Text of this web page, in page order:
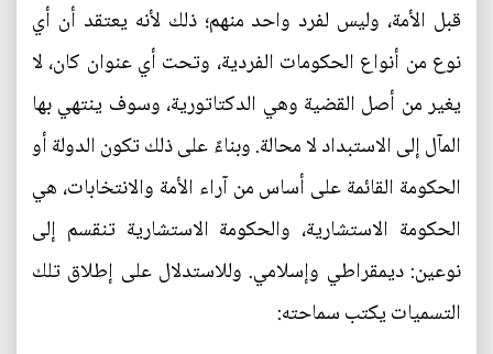
قبل الأمة، وليس لفرد واحد منهم؛ ذلك لأنه يعتقد أن أي
نوع من أنواع الحكومات الفردية، وتحت أي عنوان كان، لا
يغير من أصل القضية وهي الدكتاتورية، وسوف ينتهي بها
المآل إلى الاستبداد لا محالة. وبناءً على ذلك تكون الدولة أو
الحكومة القائمة على أساس من آراء الأمة والانتخابات، هي
الحكومة الاستشارية، والحكومة الاستشارية تنقسم إلى
نوعين: ديمقراطي وإسلامي. وللاستدلال على إطلاق تلك
التسميات يكتب سماحته: